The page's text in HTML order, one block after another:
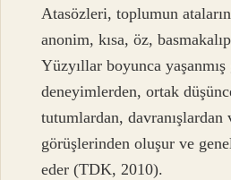
Atasözleri, toplumun
anonim, kısa, öz,
Yüzyıllar boyunca
deneyimlerden, ortak
tutumlardan, davranışlardan
görüşlerinden oluşur ve
eder (TDK, 2010).